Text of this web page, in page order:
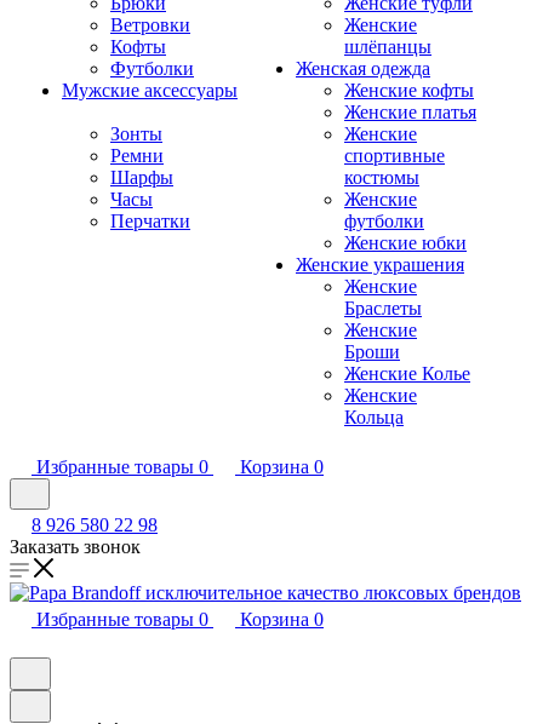
Ветровки
Кофты
Футболки
Мужские аксессуары
Зонты
Ремни
Шарфы
Часы
Перчатки
Женские
шлёпанцы
Женская одежда
Женские кофты
Женские платья
Женские
спортивные
костюмы
Женские
футболки
Женские юбки
Женские украшения
Женские
Браслеты
Женские
Броши
Женские Колье
Женские
Кольца
Избранные товары 0 Корзина 0
8 926 580 22 98
Заказать звонок
Избранные товары 0 Корзина 0